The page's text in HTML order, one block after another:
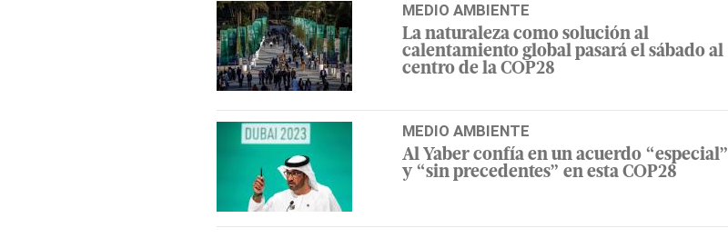
MEDIO AMBIENTE
La naturaleza como solución al
calentamiento global pasará el sábado al
centro de la COP28
MEDIO AMBIENTE
Al Yaber confía en un acuerdo “especial”
y “sin precedentes” en esta COP28